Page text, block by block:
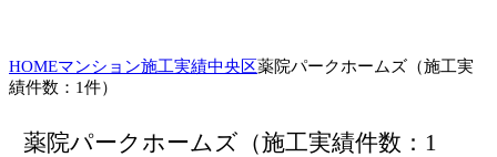
HOMEマンション施工実績中央区薬院パークホームズ（施工実
績件数：1件）
薬院パークホームズ（施工実績件数：1